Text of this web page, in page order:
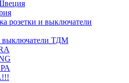
розетки и выключатели
выключатели ТДМ